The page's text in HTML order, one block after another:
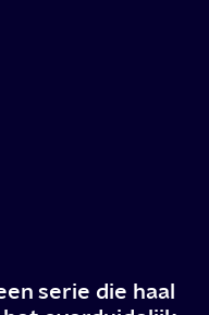
serie die haal